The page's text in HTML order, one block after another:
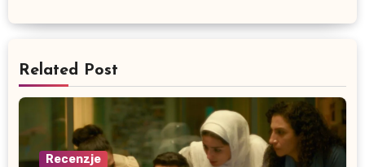
Related Post
Recenzje